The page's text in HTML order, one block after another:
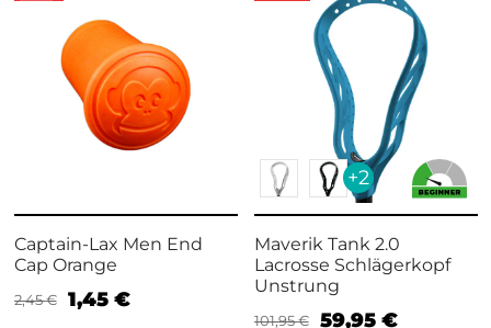
Captain-Lax Men End
Cap Orange
2,45€ 1,45 €
+2
Maverik Tank 2.0
Lacrosse Schlägerkopf
Unstrung
101,95€ 59,95 €